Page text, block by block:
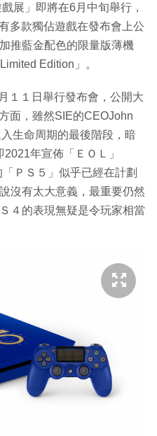
展」即將在6月中旬舉行，
多款獨佔遊戲在發布會上公
推藍金配色的限量版薄機
Edition」。
１１日舉行發布會，公開大
面，雖然SIE的CEOJohn
生命周期的最後階段，暗
年宣佈「ＥＯＬ」
ＰＳ５」似乎已經在計劃
沒有太大意義，最重要仍然
４的表現無疑是令玩家相當